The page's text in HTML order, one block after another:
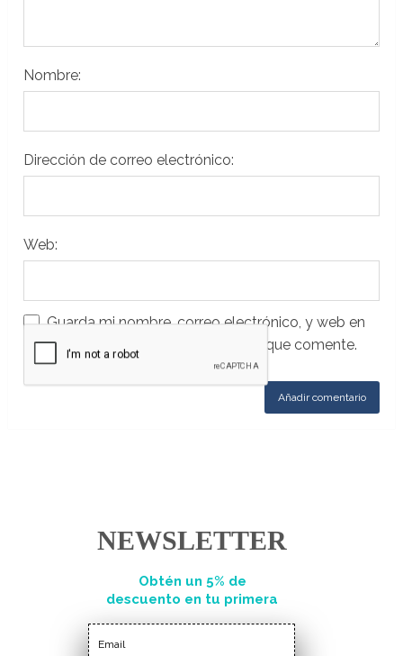
Nombre:
Dirección de correo electrónico:
Web:
Guarda mi nombre, correo electrónico, y web en
este navegador para la próxima vez que comente.
Obtén un 5% de
descuento en tu primera
NEWSLETTER